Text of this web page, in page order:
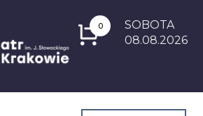
0
SOBOTA
08.08.2026